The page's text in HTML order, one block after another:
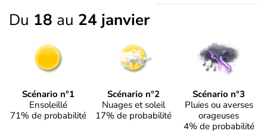
Du 18 au 24 janvier
Scénario n°1
Ensoleillé
71% de probabilité
Scénario n°2
Nuages et soleil
17% de probabilité
Scénario n°3
Pluies ou averses
orageuses
4% de probabilité